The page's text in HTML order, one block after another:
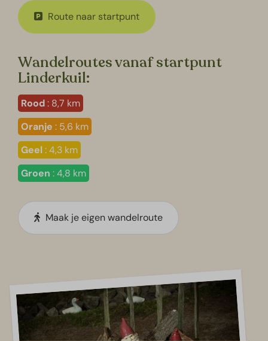
Route naar startpunt
Wandelroutes vanaf startpunt
Linderkuil:
Rood: 8,7 km
Oranje: 5,6 km
Geel: 4,3 km
Groen: 4,8 km
Maak je eigen wandelroute